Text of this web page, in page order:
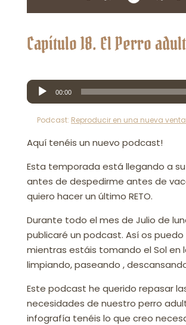
Capítulo 18. El Perro
Reproductor
de
audio
00:00
Podcast: Reproducir en una nueva
Aquí tenéis un nuevo podcast!
Esta temporada está llegando a
antes de despedirme antes de
quiero hacer un último RETO.
Durante todo el mes de Julio de
publicaré un podcast. Así os
mientras estáis tomando el Sol en
limpiando, paseando ,
Este podcast he querido repasar
necesidades de nuestro perro
infografía tenéis lo que creo